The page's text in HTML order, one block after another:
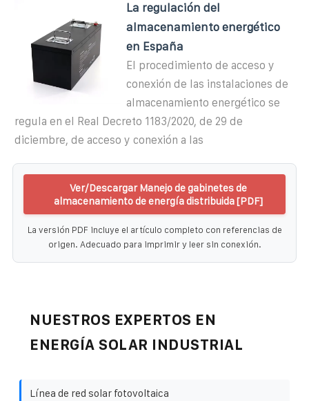
La regulación del
almacenamiento energético
en España
El procedimiento de acceso y
conexión de las instalaciones de
almacenamiento energético se
regula en el Real Decreto 1183/2020, de 29 de
diciembre, de acceso y conexión a las
Ver/Descargar Manejo de gabinetes de
almacenamiento de energía distribuida [PDF]
La versión PDF incluye el artículo completo con referencias de
origen. Adecuado para imprimir y leer sin conexión.
NUESTROS EXPERTOS EN
ENERGÍA SOLAR INDUSTRIAL
Línea de red solar fotovoltaica